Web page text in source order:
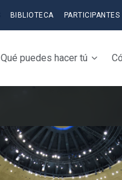
BIBLIOTECA PARTICIPANTES
Qué puedes hacer tú